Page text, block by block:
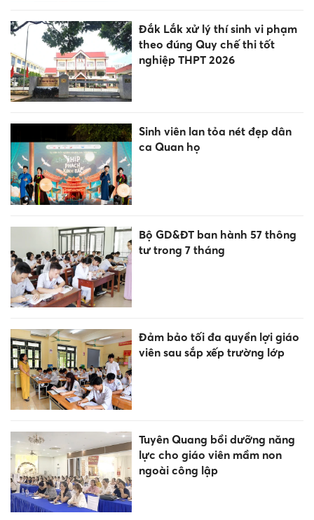
Đắk Lắk xử lý thí sinh vi phạm
theo đúng Quy chế thi tốt
nghiệp THPT 2026
Sinh viên lan tỏa nét đẹp dân
ca Quan họ
Bộ GD&ĐT ban hành 57 thông
tư trong 7 tháng
Đảm bảo tối đa quyền lợi giáo
viên sau sắp xếp trường lớp
Tuyên Quang bồi dưỡng năng
lực cho giáo viên mầm non
ngoài công lập